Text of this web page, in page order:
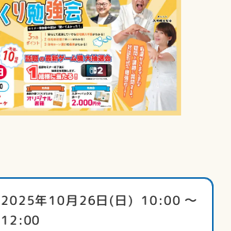
2025年10月26日(日) 10:00 〜
12:00